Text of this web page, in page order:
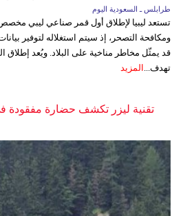
طرابلس ـ السعودية اليوم
تستعد ليبيا لإطلاق أول قمر صناعي ليبي مخصص
ومكافحة التصحر، إذ سيتم استغلاله لتوفير
قد يمثّل مخاطر مناخية على البلاد. ويُعد
تهدف...
المزيد
تقنية ليزر تكشف حضارة مفقودة